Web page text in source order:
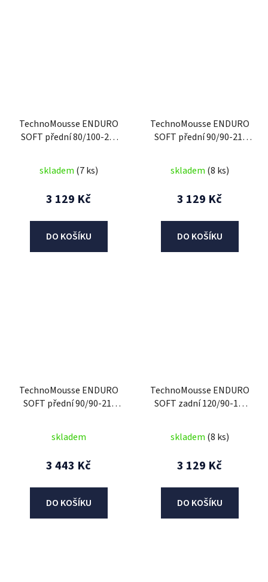
TechnoMousse ENDURO
SOFT přední 80/100-21,
SERIES , měkčí směs)
skladem (7 ks)
3 129 Kč
DO KOŠÍKU
TechnoMousse ENDURO
SOFT přední 90/90-21,
SERIES , měkčí směs)
skladem (8 ks)
3 129 Kč
DO KOŠÍKU
TechnoMousse ENDURO
SOFT přední 90/90-21,
skladem
3 443 Kč
DO KOŠÍKU
TechnoMousse ENDURO
SOFT zadní 120/90-18,
SERIES , měkčí směs)
skladem (8 ks)
3 129 Kč
DO KOŠÍKU